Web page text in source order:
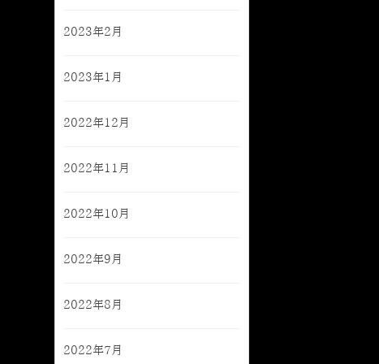
2023年2月
2023年1月
2022年12月
2022年11月
2022年10月
2022年9月
2022年8月
2022年7月